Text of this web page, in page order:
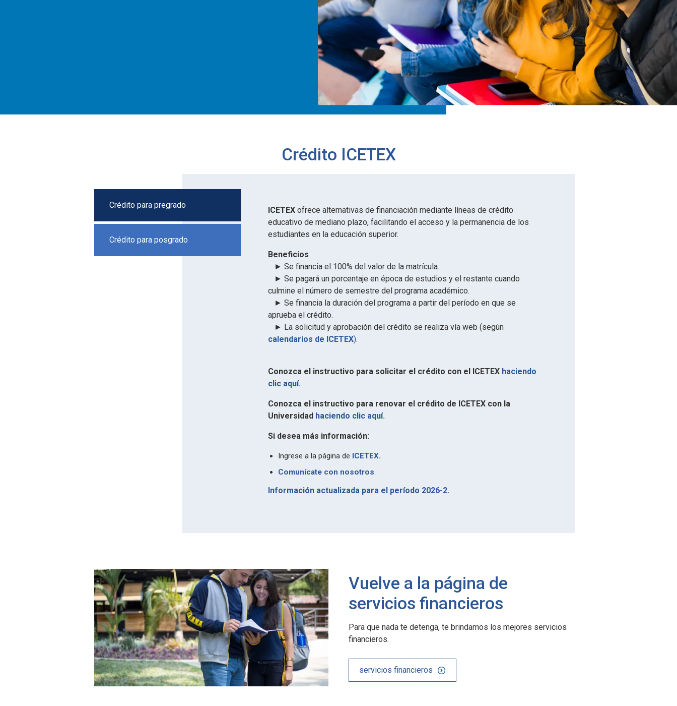
Crédito ICETEX
Crédito para pregrado
ICETEX ofrece alternativas de financiación mediante líneas de crédito
educativo de mediano plazo, facilitando el acceso y la permanencia de los
estudiantes en la educación superior.
Beneficios
► Se financia el 100% del valor de la matrícula.
► Se pagará un porcentaje en época de estudios y el restante cuando
culmine el número de semestre del programa académico.
► Se financia la duración del programa a partir del período en que se
aprueba el crédito.
► La solicitud y aprobación del crédito se realiza vía web (según
calendarios de ICETEX).
Conozca el instructivo para solicitar el crédito con el ICETEX haciendo
clic aquí.
Conozca el instructivo para renovar el crédito de ICETEX con la
Universidad haciendo clic aquí.
Si desea más información:
Ingrese a la página de ICETEX.
Comunícate con nosotros.
Información actualizada para el período 2026-2.
Crédito para posgrado
Vuelve a la página de
servicios financieros
Para que nada te detenga, te brindamos los mejores servicios
financieros.
servicios financieros